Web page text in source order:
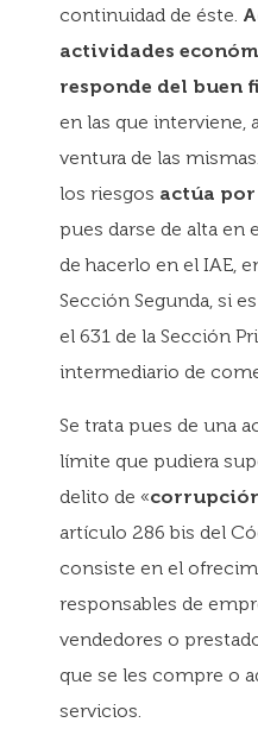
continuidad de éste.
actividades
responde del buen
en las que interviene,
ventura de las
los riesgos actúa
pues darse de alta en
de hacerlo en el IAE,
Sección Segunda, si
el 631 de la Sección
intermediario de
Se trata pues de una
límite que pudiera
delito de «
artículo 286 bis del
consiste en el
responsables de
vendedores o
que se les compre o
servicios.